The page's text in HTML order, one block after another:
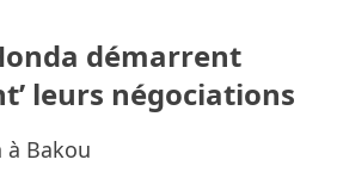
démarrent
leurs négociations
Bakou